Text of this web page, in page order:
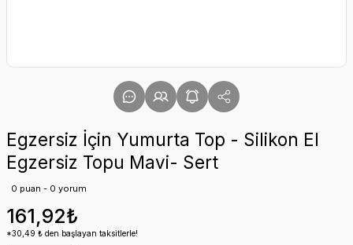
Egzersiz İçin Yumurta Top - Silikon El
Egzersiz Topu Mavi- Sert
0 puan - 0 yorum
161,92₺
*30,49 ₺ den başlayan taksitlerle!